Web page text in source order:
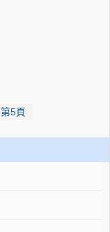
第5頁